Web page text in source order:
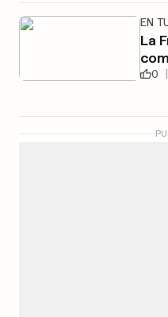
EN
La
0